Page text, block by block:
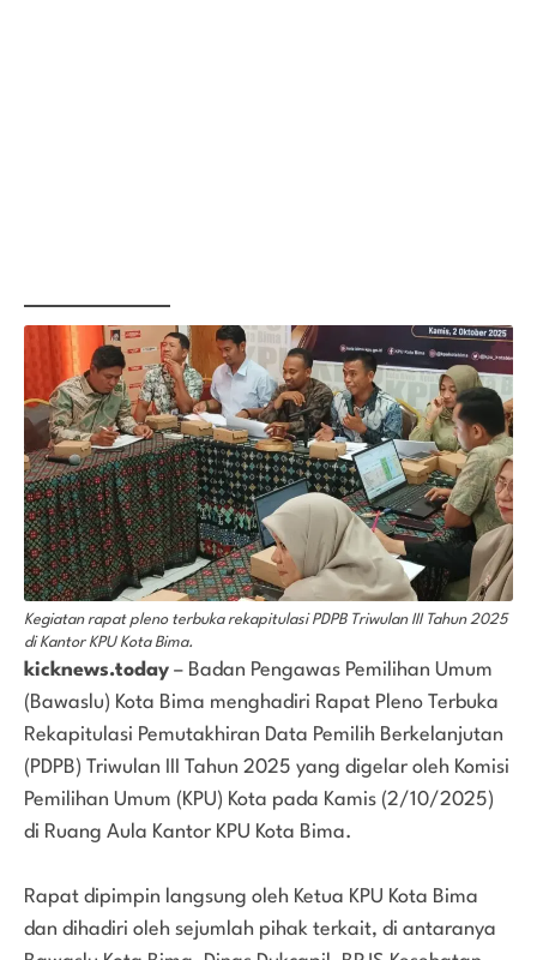
Kegiatan rapat pleno terbuka rekapitulasi PDPB Triwulan III Tahun 2025
di Kantor KPU Kota Bima.
kicknews.today – Badan Pengawas Pemilihan Umum
(Bawaslu) Kota Bima menghadiri Rapat Pleno Terbuka
Rekapitulasi Pemutakhiran Data Pemilih Berkelanjutan
(PDPB) Triwulan III Tahun 2025 yang digelar oleh Komisi
Pemilihan Umum (KPU) Kota pada Kamis (2/10/2025)
di Ruang Aula Kantor KPU Kota Bima.
Rapat dipimpin langsung oleh Ketua KPU Kota Bima
dan dihadiri oleh sejumlah pihak terkait, di antaranya